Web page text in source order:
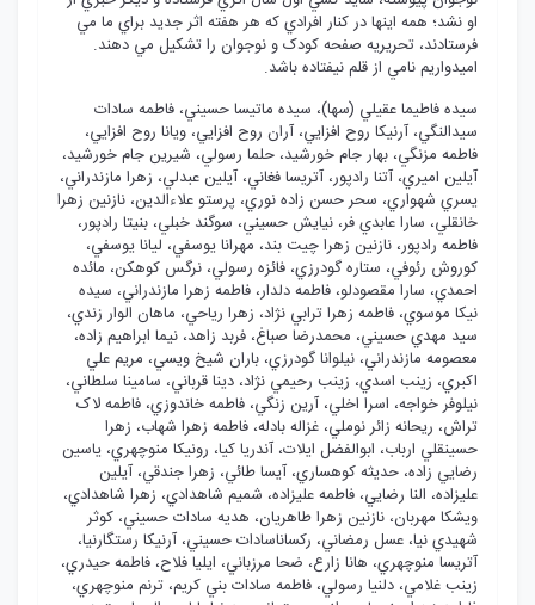
او نشد؛ همه اينها در کنار افرادي که هر هفته اثر جديد براي ما مي
فرستادند، تحريريه صفحه کودک و نوجوان را تشکيل مي دهند.
اميدواريم نامي از قلم نيفتاده باشد.
سيده فاطيما عقيلي (سها)، سيده ماتيسا حسيني، فاطمه سادات
سيدالنگي، آرنيکا روح افزايي، آران روح افزايي، ويانا روح افزايي،
فاطمه مزنگي، بهار جام خورشيد، حلما رسولي، شيرين جام خورشيد،
آيلين اميري، آتنا رادپور، آتريسا فغاني، آيلين عبدلي، زهرا مازندراني،
يسري شهواري، سحر حسن زاده نوري، پرستو علاءالدين، نازنين زهرا
خانقلي، سارا عابدي فر، نيايش حسيني، سوگند خبلي، بنيتا رادپور،
فاطمه رادپور، نازنين زهرا چيت بند، مهرانا يوسفي، ليانا يوسفي،
کوروش رئوفي، ستاره گودرزي، فائزه رسولي، نرگس کوهکن، مائده
احمدي، سارا مقصودلو، فاطمه دلدار، فاطمه زهرا مازندراني، سيده
نيکا موسوي، فاطمه زهرا ترابي نژاد، زهرا رياحي، ماهان الوار زندي،
سيد مهدي حسيني، محمدرضا صباغ، فربد زاهد، نيما ابراهيم زاده،
معصومه مازندراني، نيلوانا گودرزي، باران شيخ ويسي، مريم علي
اکبري، زينب اسدي، زينب رحيمي نژاد، دينا قرباني، سامينا سلطاني،
نيلوفر خواجه، اسرا اخلي، آرين زنگي، فاطمه خاندوزي، فاطمه لاک
تراش، ريحانه زائر نوملي، غزاله بادله، فاطمه زهرا شهاب، زهرا
حسينقلي ارباب، ابوالفضل ايلات، آندريا کيا، رونيکا منوچهري، ياسين
رضايي زاده، حديثه کوهساري، آيسا طائي، زهرا جندقي، آيلين
عليزاده، النا رضايي، فاطمه عليزاده، شميم شاهدادي، زهرا شاهدادي،
ويشکا مهربان، نازنين زهرا طاهريان، هديه سادات حسيني، کوثر
شهيدي نيا، عسل رمضاني، رکساناسادات حسيني، آرنيکا رستگارنيا،
آتريسا منوچهري، هانا زارع، ضحا مرزباني، ايليا فلاح، فاطمه حيدري،
زينب غلامي، دلنيا رسولي، فاطمه سادات بني کريم، ترنم منوچهري،